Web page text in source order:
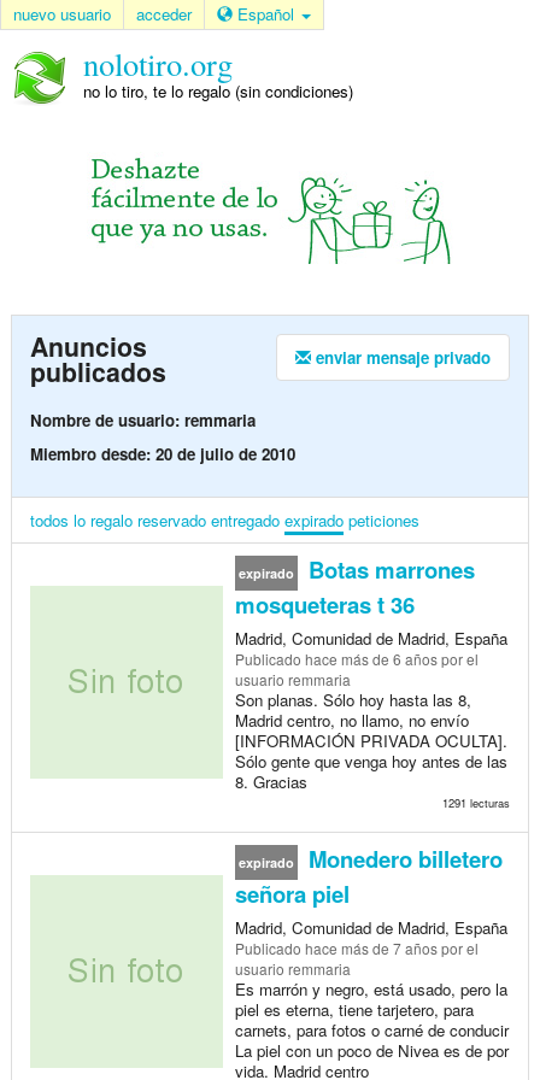
nuevo usuario acceder Español
nolotiro.org
no lo tiro, te lo regalo (sin condiciones)
enviar mensaje privado
Anuncios
publicados
Nombre de usuario: remmaria
Miembro desde: 20 de julio de 2010
todos lo regalo reservado entregado expirado peticiones
expirado
Botas marrones
mosqueteras t 36
Madrid, Comunidad de Madrid, España
Publicado hace más de 6 añospor el
usuario remmaria
Son planas. Sólo hoy hasta las 8,
Madrid centro, no llamo, no envío
[INFORMACIÓN PRIVADA OCULTA].
Sólo gente que venga hoy antes de las
8. Gracias
1291 lecturas
expirado
Monedero billetero
señora piel
Madrid, Comunidad de Madrid, España
Publicado hace más de 7 añospor el
usuario remmaria
Es marrón y negro, está usado, pero la
piel es eterna, tiene tarjetero, para
carnets, para fotos o carné de conducir
La piel con un poco de Nivea es de por
vida. Madrid centro